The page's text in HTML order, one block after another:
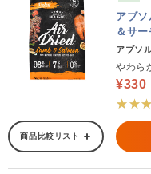
アブ
＆サ
アブソ
やわら
¥330
商品比較リスト